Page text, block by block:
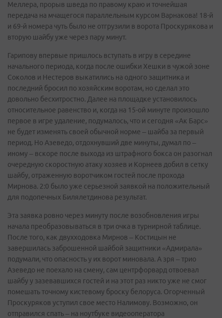
Меллера, прорыв шведа по правому краю и точнейшая
передача на мчащегося параллельным курсом Варнакова! 18-й
и 69-й номера чуть было не отгрузили в ворота Проскурякова и
вторую шайбу уже через пару минут.
Гарипову впервые пришлось вступать в игру в середине
начального периода, когда после ошибки Хешки в чужой зоне
Соколов и Нестеров выкатились на одного защитника и
последний бросил по хозяйским воротам, но сделал это
довольно бесхитростно. Далее на площадке установилось
относительное равенство и, когда на 15-ой минуте произошло
первое в игре удаление, подумалось, что и сегодня «Ак Барс»
не будет изменять своей обычной норме – шайба за первый
период. Но Азеведо, отдохнувший две минуты, думал по –
иному – вскоре после выхода из штрафного бокса он разогнал
очередную скоростную атаку хозяев и Корнеев добил в сетку
шайбу, отраженную воротчиком гостей после прохода
Мирнова. 2:0 было уже серьезной заявкой на положительный
для подопечных Билялетдинова результат.
Эта заявка ровно через минуту после возобновления игры
начала преобразовываться в три очка в турнирной таблице.
После того, как двухходовка Мирнов – Костицын не
завершилась заброшенной шайбой защитники «Адмирала»
подумали, что опасность у их ворот миновала. А зря – трио
Азеведо не поехало на смену, сам центрфорвард отвоевал
шайбу у зазевавшихся гостей и на этот раз никто уже не смог
помешать точному кистевому броску белоруса. Огорченный
Проскуряков уступил свое место Налимову. Возможно, он
отправился спать – на ноутбуке видеооператора